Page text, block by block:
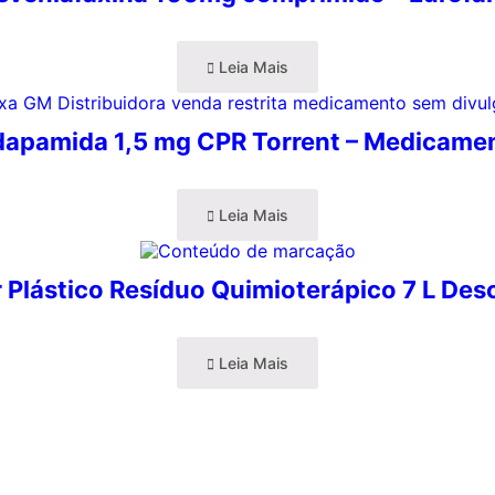
Leia Mais
1,5 mg CPR Torrent –
Leia Mais
Resíduo Quimioterápico 7 L
Leia Mais